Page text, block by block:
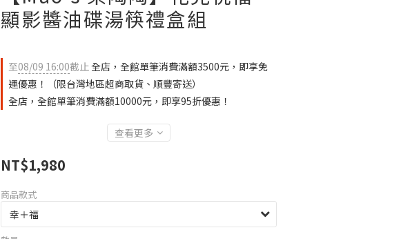
顯影醬油碟湯筷禮盒組
至08/09 16:00截止全店，全館單筆消費滿額3500元，即享免
運優惠！（限台灣地區超商取貨、順豐寄送）
全店，全館單筆消費滿額10000元，即享95折優惠！
查看更多
NT$1,980
商品款式